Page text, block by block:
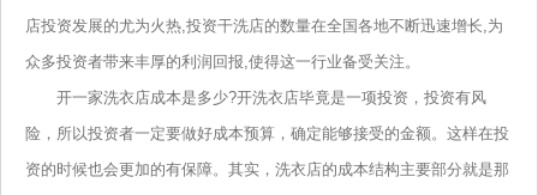
店投资发展的尤为火热,投资干洗店的数量在全国各地不断迅速增长,为
众多投资者带来丰厚的利润回报,使得这一行业备受关注。
开一家洗衣店成本是多少?开洗衣店毕竟是一项投资，投资有风
险，所以投资者一定要做好成本预算，确定能够接受的金额。这样在投
资的时候也会更加的有保障。其实，洗衣店的成本结构主要部分就是那